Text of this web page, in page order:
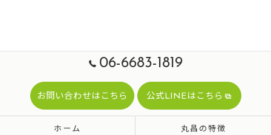
06-6683-1819
お問い合わせはこちら 公式LINEはこちら
ホーム 丸昌の特徴